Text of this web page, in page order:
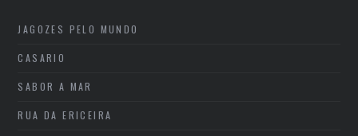
JAGOZES PELO MUNDO
CASARIO
SABOR A MAR
RUA DA ERICEIRA